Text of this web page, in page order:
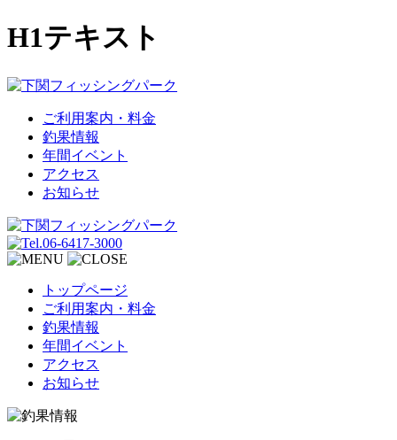
H1テキスト
ご利用案内・料金
釣果情報
年間イベント
アクセス
お知らせ
トップページ
ご利用案内・料金
釣果情報
年間イベント
アクセス
お知らせ